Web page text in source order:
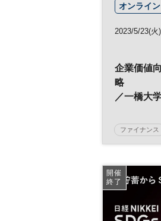
オンライン
2023/5/23(
企業価値
略
／一橋大
ファイナンス
Ｍ＆Ａ
日経ビジネス
開催
終了